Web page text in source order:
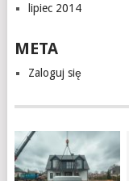
lipiec 2014
META
Zaloguj się